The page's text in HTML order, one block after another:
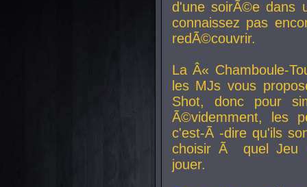
d'une soirÃ©e dans
connaissez pas
redÃ©couvrir.
La Â« Chamboule-
les MJs vous
Shot, donc pour
Ã©videmment, les
c'est-Ã -dire qu'ils
choisir Ã quel Jeu
jouer.